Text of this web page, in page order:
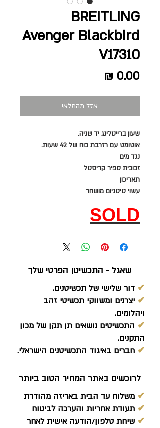
BREITLING
Avenger Blackbird
V17310
אזל מהמלאי
שעון ברייטלינג יד שניה.
אוטומט עם רזרבת כוח של 42 שעות.
נגד מים
זכוכית ספיר קריסטל
תאריכון
עשוי טיטניום מושחר
SOLD
שאגל - התכשיטן הפרטי שלך
✔ דור שלישי של תכשיטנים.
✔ יצרנים ומשווקי תכשיטי זהב
ויהלומים.
✔ התכשיטים נושאים תן תקן של מכון
התקנים.
✔ חברים באיגוד התכשיטנים הישראלי.
לרוכשים באתר המחיר הטוב ביותר
✔ משלוח עד הבית באריזה מהודרת
✔ תעודת אחריות והערכה לביטוח
✔ שיחת טלפון/הודעה אישית לאחר